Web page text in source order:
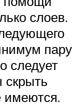
слоев.
пару
следует
скрыть
имеются.